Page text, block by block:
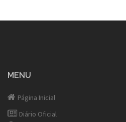
MENU
Página Inicial
Diário Oficial